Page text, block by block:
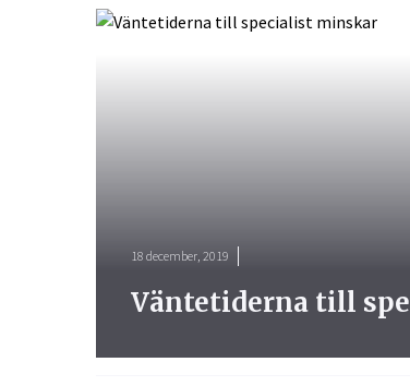
18 december, 2019
Väntetiderna till